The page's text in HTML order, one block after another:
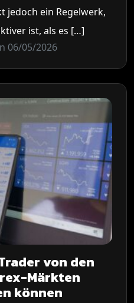
jedoch ein Regelwerk,
ist, als es […]
06/05/2026
von den
Märkten
können